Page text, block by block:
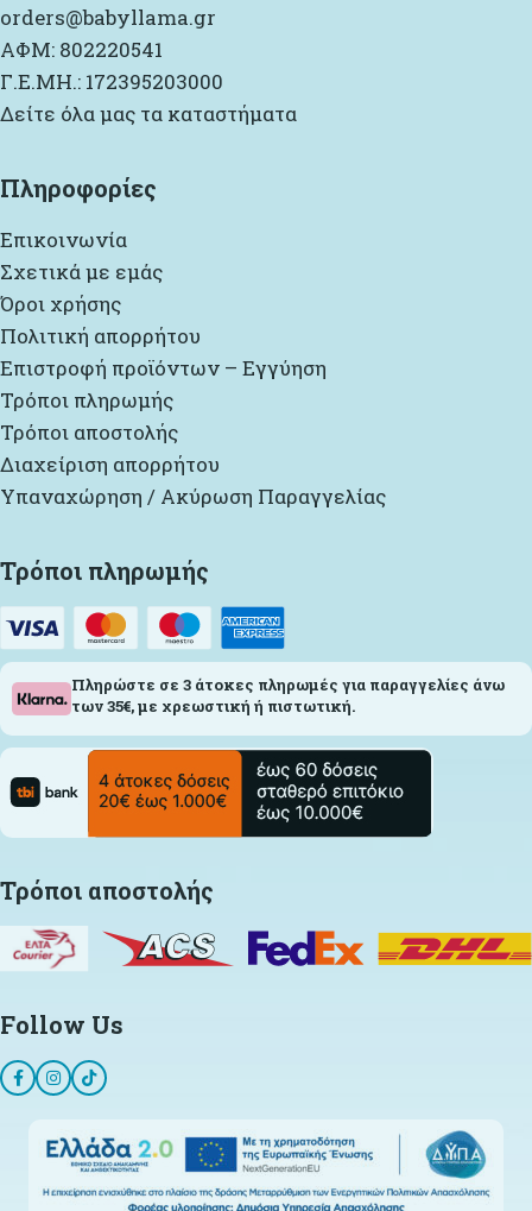
orders@babyllama.gr
ΑΦΜ: 802220541
Γ.Ε.ΜΗ.: 172395203000
Δείτε όλα μας τα καταστήματα
Πληροφορίες
Επικοινωνία
Σχετικά με εμάς
Όροι χρήσης
Πολιτική απορρήτου
Επιστροφή προϊόντων – Εγγύηση
Τρόποι πληρωμής
Τρόποι αποστολής
Διαχείριση απορρήτου
Υπαναχώρηση / Ακύρωση Παραγγελίας
Τρόποι πληρωμής
Πληρώστε σε 3 άτοκες πληρωμές για παραγγελίες άνω
των 35€, με χρεωστική ή πιστωτική.
Τρόποι αποστολής
Follow Us